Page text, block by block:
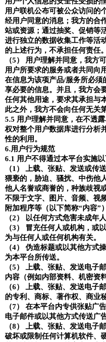
用户联机公布可被公众访问的
经用户同意的消息；我方的合
站或资源；通过抽奖、促销等
进行独立的数据收集工作等活
的上述行为，不承担任何责任。
（5） 用户理解并同意，我方
用户所要求的服务或者共同向
在信息为该项产品/服务所必须
享必要的信息。并且，我方会
任何其他用途，要求其承担与
此之外，我方不会向任何无关
5.5 用户理解并同意，在不透
权对整个用户数据库进行分析
性的利用。
6.用户行为规范
6.1 用户不得通过本平台实施以
（1 ） 上载、张贴、发送或传
猥亵的，胁迫、骚扰、中伤他
他人名誉或商誉的，种族歧视
不限于文字、图片、音频、视
附加程序等（以下简称“内容”
（2） 以任何方式危害未成年人
（3） 冒充任何人或机构，或
为与任何人或任何机构有关。
（4） 伪造标题或以其他方式
为本平台所传送。
（5） 上载、张贴、发送电子
内容（例如内部资料、机密资料
（6） 上载、张贴、发送电子
的专利、商标、著作权、商业
（7） 在本平台内专供张贴广
电子邮件或以其他方式传送广
（8） 上载、张贴、发送电子
破坏或限制任何计算机软件、